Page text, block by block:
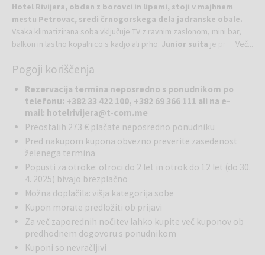
Hotel Rivijera, obdan z borovci in lipami, stoji v majhnem
mestu Petrovac, sredi črnogorskega dela jadranske obale.
Vsaka klimatizirana soba vključuje TV z ravnim zaslonom, mini bar,
balkon in lastno kopalnico s kadjo ali prho. Junior suita je primerna
majhnimi otroki.
hotelom na 8.400 m² nudijo bazen, masažno kad, otroško igrišče in
prostore za animacijske programe.
Privoščite si najljubšo pijačo in ob zvokih lokalne glasbe uživajte v
okusni hrani. V intimnem vzdušju restavracije Oliva lahko pokusite
jedi vseh 3 regionalnih kulinarik - primorsko, jezersko in gorsko.
Več...
Pogoji koriščenja
Rezervacija termina neposredno s ponudnikom po
telefonu: +382 33 422 100, +382 69 366 111 ali na e-
mail: hotelrivijera@t-com.me
Preostalih 273 € plačate neposredno ponudniku
Pred nakupom kupona obvezno preverite zasedenost
želenega termina
Popusti za otroke: otroci do 2 let in otrok do 12 let (do 30.
4. 2025) bivajo brezplačno
Možna doplačila: višja kategorija sobe
Kupon morate predložiti ob prijavi
Za več zaporednih nočitev lahko kupite več kuponov ob
predhodnem dogovoru s ponudnikom
Kuponi so nevračljivi